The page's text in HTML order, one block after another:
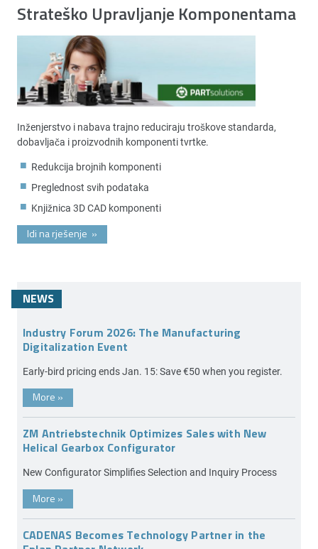
Strateško Upravljanje Komponentama
Inženjerstvo i nabava trajno reduciraju troškove standarda,
dobavljača i proizvodnih komponenti tvrtke.
Redukcija brojnih komponenti
Preglednost svih podataka
Knjižnica 3D CAD komponenti
Idi na rješenje »
NEWS
Industry Forum 2026: The Manufacturing
Digitalization Event
Early-bird pricing ends Jan. 15: Save €50 when you register.
More »
ZM Antriebstechnik Optimizes Sales with New
Helical Gearbox Configurator
New Configurator Simplifies Selection and Inquiry Process
More »
CADENAS Becomes Technology Partner in the